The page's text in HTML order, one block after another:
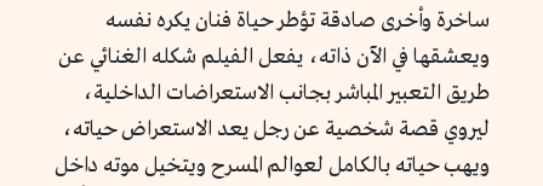
ساخرة وأخرى صادقة تؤطر حياة فنان يكره نفسه
ويعشقها في الآن ذاته، يفعل الفيلم شكله الغنائي عن
طريق التعبير المباشر بجانب الاستعراضات الداخلية،
ليروي قصة شخصية عن رجل يعد الاستعراض حياته،
ويهب حياته بالكامل لعوالم المسرح ويتخيل موته داخل